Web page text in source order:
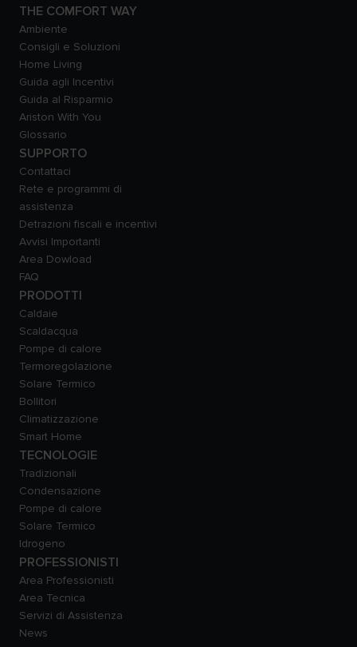
THE COMFORT WAY
Ambiente
Consigli e Soluzioni
Home Living
Guida agli Incentivi
Guida al Risparmio
Ariston With You
Glossario
SUPPORTO
Contattaci
Rete e programmi di
assistenza
Detrazioni fiscali e incentivi
Avvisi Importanti
Area Dowload
FAQ
PRODOTTI
Caldaie
Scaldacqua
Pompe di calore
Termoregolazione
Solare Termico
Bollitori
Climatizzazione
Smart Home
TECNOLOGIE
Tradizionali
Condensazione
Pompe di calore
Solare Termico
Idrogeno
PROFESSIONISTI
Area Professionisti
Area Tecnica
Servizi di Assistenza
News